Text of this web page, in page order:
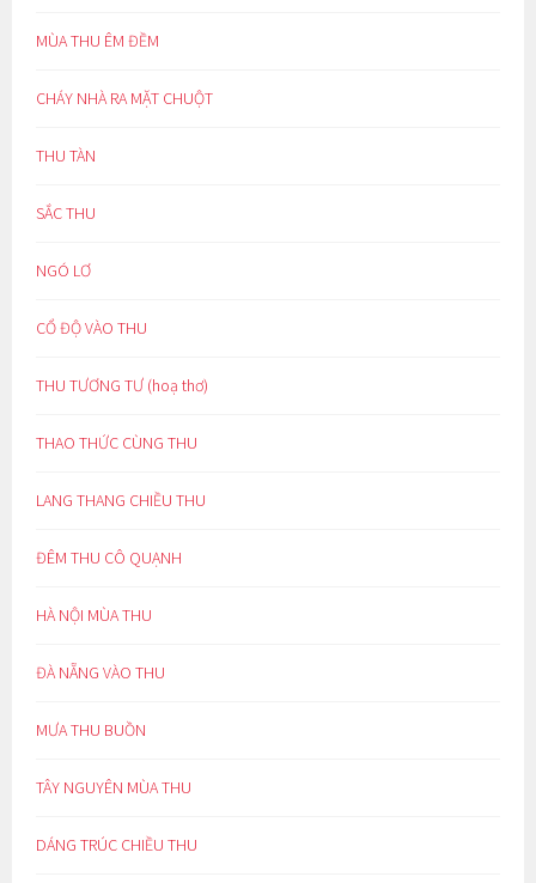
MÙA THU ÊM ĐỀM
CHÁY NHÀ RA MẶT CHUỘT
THU TÀN
SẮC THU
NGÓ LƠ
CỔ ĐỘ VÀO THU
THU TƯƠNG TƯ (hoạ thơ)
THAO THỨC CÙNG THU
LANG THANG CHIỀU THU
ĐÊM THU CÔ QUẠNH
HÀ NỘI MÙA THU
ĐÀ NẴNG VÀO THU
MƯA THU BUỒN
TÂY NGUYÊN MÙA THU
DÁNG TRÚC CHIỀU THU